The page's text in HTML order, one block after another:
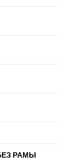
РАМЫ